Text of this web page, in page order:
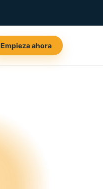
Empieza ahora